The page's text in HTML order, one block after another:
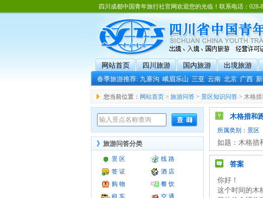
四川成都中国青年旅行社官网欢迎您的光临！联系电话：028-
网站首页 四川旅游 国内旅游 出境旅游
春季旅游推荐:九寨沟 峨眉乐山 三亚 云南 北京 广西
您当前位置： 网站首页 > 旅游问答 > 景区知识问答 > 木格
》 旅游问答分类
景 区
线 路
签 证
酒 店
购 物
餐 饮
租 车
交 通
木格措和
所属类别： 景区
如题：木格措
答案
你好！
这个时间的木